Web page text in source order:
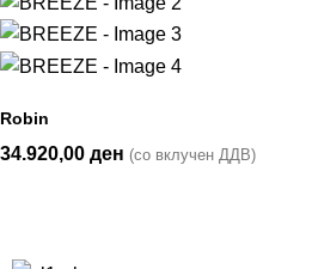
Robin
34.920,00 ден (со вклучен ДДВ)